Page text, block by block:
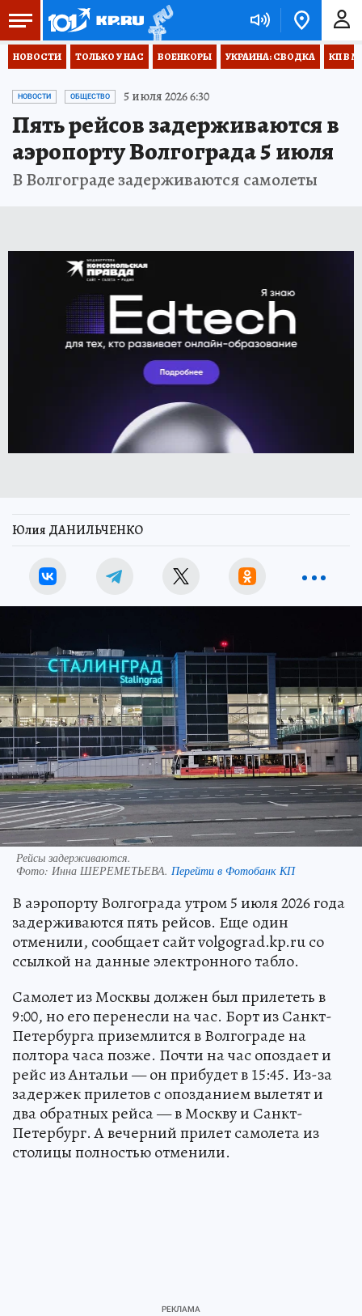
НОВОСТИ ТОЛЬКО У НАС ВОЕНКОРЫ УКРАИНА: СВОДКА КП В
НОВОСТИ ОБЩЕСТВО 5 июля 2026 6:30
Пять рейсов задерживаются в
аэропорту Волгограда 5 июля
В Волгограде задерживаются самолеты
Юлия ДАНИЛЬЧЕНКО
Рейсы задерживаются.
Фото: Инна ШЕРЕМЕТЬЕВА. Перейти в Фотобанк КП
В аэропорту Волгограда утром 5 июля 2026 года
задерживаются пять рейсов. Еще один
отменили, сообщает сайт volgograd.kp.ru со
ссылкой на данные электронного табло.
Самолет из Москвы должен был прилететь в
9:00, но его перенесли на час. Борт из Санкт-
Петербурга приземлится в Волгограде на
полтора часа позже. Почти на час опоздает и
рейс из Антальи — он прибудет в 15:45. Из-за
задержек прилетов с опозданием вылетят и
два обратных рейса — в Москву и Санкт-
Петербург. А вечерний прилет самолета из
столицы полностью отменили.